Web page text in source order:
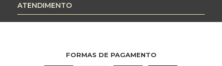
ATENDIMENTO
FORMAS DE PAGAMENTO